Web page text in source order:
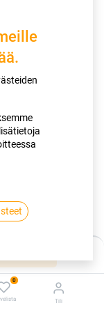
0
Tili
4PR